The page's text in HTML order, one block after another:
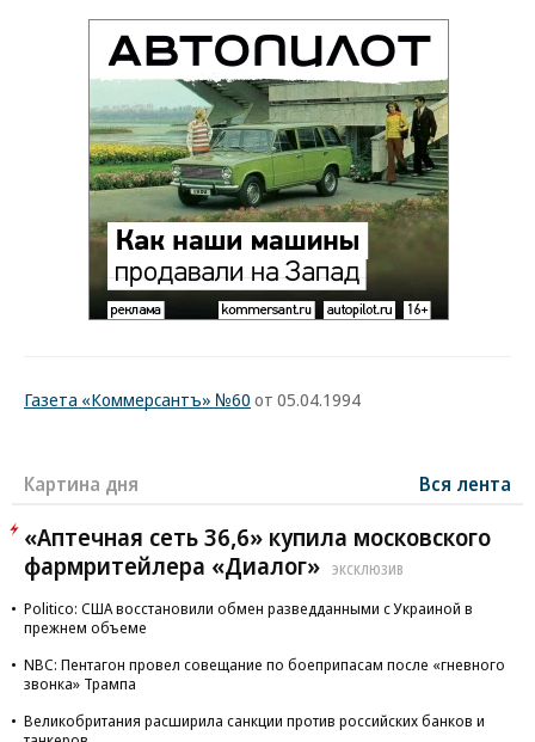
Газета «Коммерсантъ» №60 от 05.04.1994
Картина дня Вся лента
«Аптечная сеть 36,6» купила московского
фармритейлера «Диалог»
ЭКСКЛЮЗИВ
Politico: США восстановили обмен разведданными с Украиной в
прежнем объеме
NBC: Пентагон провел совещание по боеприпасам после «гневного
звонка» Трампа
Великобритания расширила санкции против российских банков и